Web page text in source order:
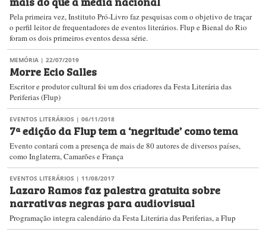
Pela primeira vez, Instituto Pró-Livro faz pesquisas com o objetivo de traçar
o perfil leitor de frequentadores de eventos literários. Flup e Bienal do Rio
foram os dois primeiros eventos dessa série.
MEMÓRIA | 22/07/2019
Morre Ecio Salles
Escritor e produtor cultural foi um dos criadores da Festa Literária das
Periferias (Flup)
EVENTOS LITERÁRIOS | 06/11/2018
7ª edição da Flup tem a ‘negritude’ como tema
Evento contará com a presença de mais de 80 autores de diversos países,
como Inglaterra, Camarões e França
EVENTOS LITERÁRIOS | 11/08/2017
Lazaro Ramos faz palestra gratuita sobre
narrativas negras para audiovisual
Programação integra calendário da Festa Literária das Periferias, a Flup